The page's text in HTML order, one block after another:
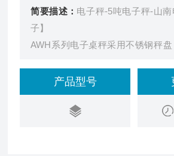
简要描述： 电子秤-5吨电子秤-山
子】
AWH系列电子桌秤采用不锈钢秤
浪涌，具有简易计数计重之功能，
方便。广泛应用于超市，集贸市场
重计量的场所。
产品型号